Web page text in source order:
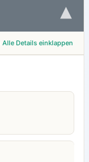
▾
Alle Details einklappen